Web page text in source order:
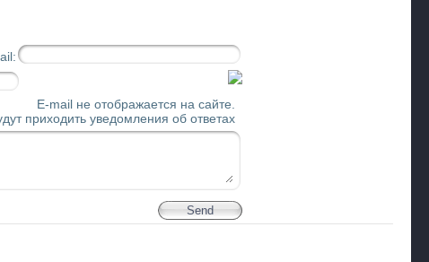
E-mail не отображается на сайте.
приходить уведомления об ответах